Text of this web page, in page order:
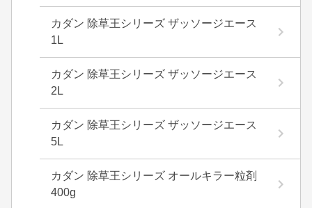
カダン 除草王シリーズ ザッソージエース
1L
カダン 除草王シリーズ ザッソージエース
2L
カダン 除草王シリーズ ザッソージエース
5L
カダン 除草王シリーズ オールキラー粒剤
400g